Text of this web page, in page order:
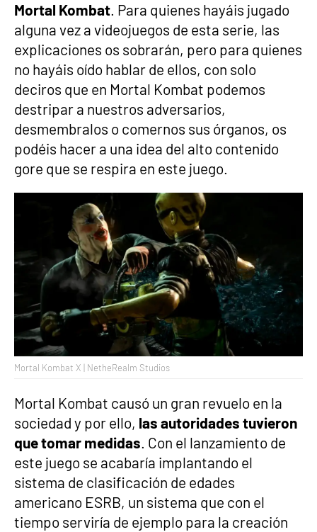
Mortal Kombat. Para quienes hayáis jugado
alguna vez a videojuegos de esta serie, las
explicaciones os sobrarán, pero para quienes
no hayáis oído hablar de ellos, con solo
deciros que en Mortal Kombat podemos
destripar a nuestros adversarios,
desmembralos o comernos sus órganos, os
podéis hacer a una idea del alto contenido
gore que se respira en este juego.
Mortal Kombat X | NetheRealm Studios
Mortal Kombat causó un gran revuelo en la
sociedad y por ello, las autoridades tuvieron
que tomar medidas. Con el lanzamiento de
este juego se acabaría implantando el
sistema de clasificación de edades
americano ESRB, un sistema que con el
tiempo serviría de ejemplo para la creación